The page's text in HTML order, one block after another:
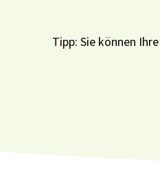
Tipp: Sie können